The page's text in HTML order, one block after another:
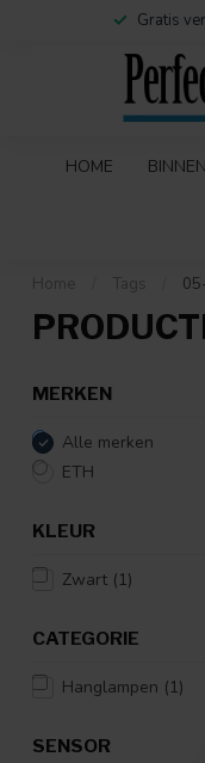
Gratis
HOME
Home Tags
MERKEN
Alle merken
ETH
KLEUR
Zwart (1)
CATEGORIE
Hanglampen (1)
SENSOR